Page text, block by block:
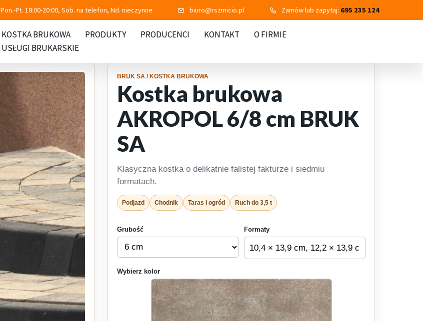
Pon.-Pt. 18:00-20:00, Sob. na telefon, Nd. nieczynne biuro@rszmicio.pl Zamów lub zapytaj: 695 235 124
KOSTKA BRUKOWA PRODUKTY PRODUCENCI KONTAKT
O FIRMIE
USŁUGI BRUKARSKIE
BRUK SA / KOSTKA BRUKOWA
Kostka brukowa
AKROPOL 6/8 cm BRUK
SA
Klasyczna kostka o delikatnie falistej fakturze i siedmiu
formatach.
Podjazd Chodnik Taras i ogród Ruch do 3,5 t
Grubość Formaty
Wybierz kolor